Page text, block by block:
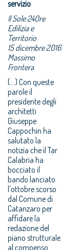
servizio
Il Sole 24Ore
Edilizia e
Territorio
15 dicembre 2016
Massimo
Frontera
(...) Con queste
parole il
presidente degli
architetti
Giuseppe
Cappochin ha
salutato la
notizia che il Tar
Calabria ha
bocciato il
bando lanciato
l'ottobre scorso
dal Comune di
Catanzaro per
affidare la
redazione del
piano strutturale
al compenso